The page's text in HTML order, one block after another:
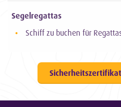
Segelregattas
Schiff zu buchen für